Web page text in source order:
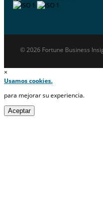
© 2026 Fortune Business
×
Usamos cookies.
para mejorar su experiencia.
Aceptar